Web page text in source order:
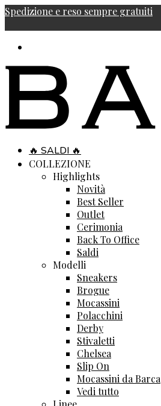
Spedizione e reso sempre gratuiti
🔥 SALDI 🔥
COLLEZIONE
Highlights
Novità
Best Seller
Outlet
Cerimonia
Back To Office
Saldi
Modelli
Sneakers
Brogue
Mocassini
Polacchini
Derby
Stivaletti
Chelsea
Slip On
Mocassini da Barca
Vedi tutto